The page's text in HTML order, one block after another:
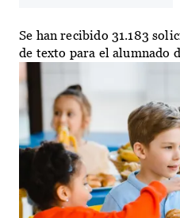
Se han recibido 31.183
de texto para el alumnado